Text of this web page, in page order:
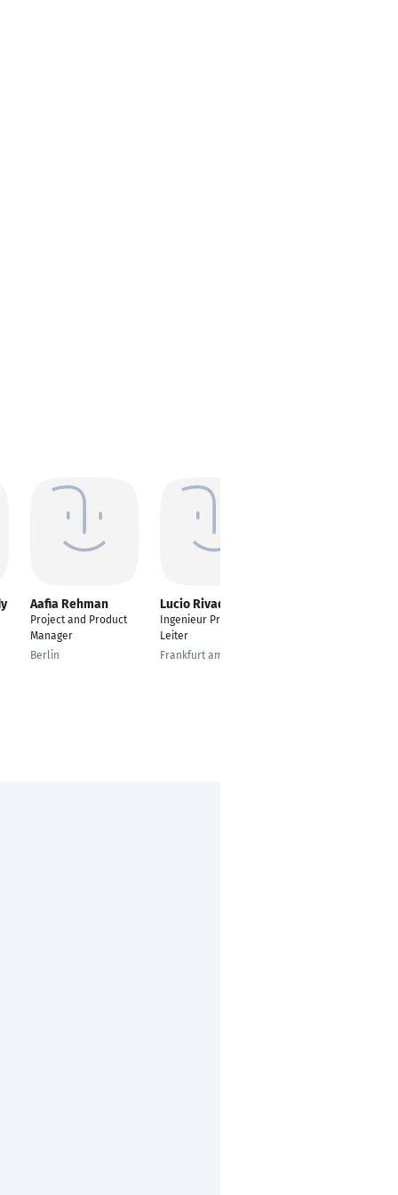
Aafia Rehman
Project and Product
Manager
Berlin
Lucio Rivadeneira
Ingenieur Projekt
Leiter
Frankfurt am Main